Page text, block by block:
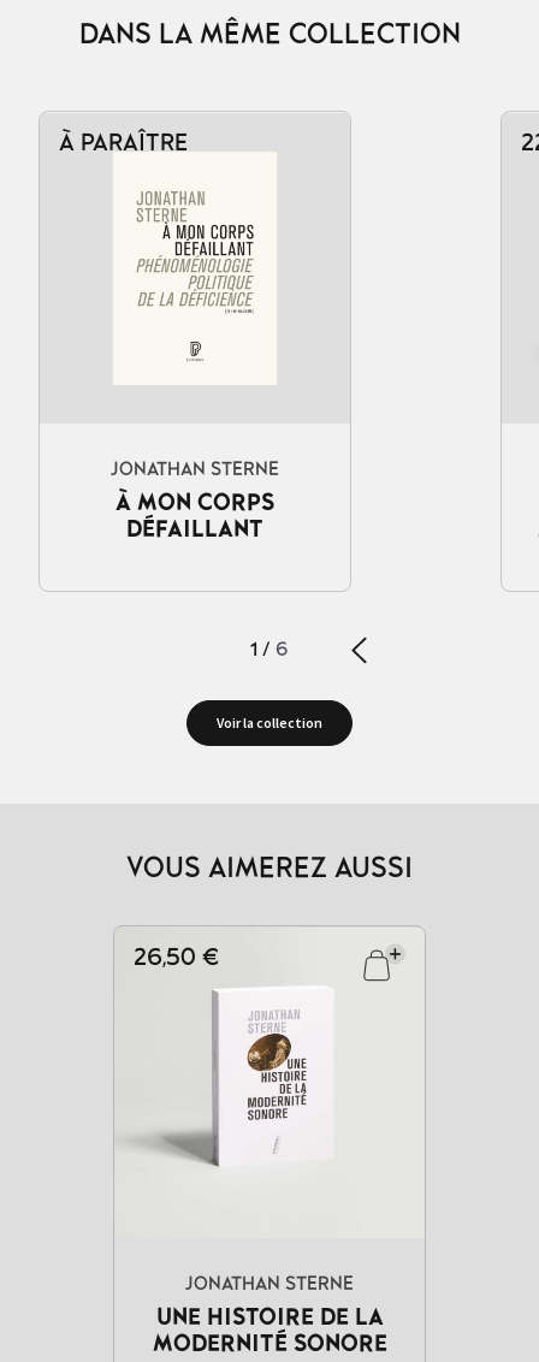
DANS LA MÊME COLLECTION
À PARAÎTRE
JONATHAN STERNE
À MON CORPS
DÉFAILLANT
1 / 6
Voir la collection
VOUS AIMEREZ AUSSI
26,50 €
JONATHAN STERNE
UNE HISTOIRE DE LA
MODERNITÉ SONORE